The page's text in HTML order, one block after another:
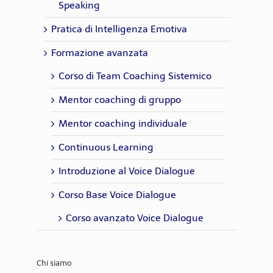
Speaking
Pratica di Intelligenza Emotiva
Formazione avanzata
Corso di Team Coaching Sistemico
Mentor coaching di gruppo
Mentor coaching individuale
Continuous Learning
Introduzione al Voice Dialogue
Corso Base Voice Dialogue
Corso avanzato Voice Dialogue
Chi siamo